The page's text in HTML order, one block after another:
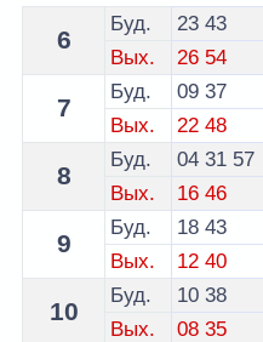
Расписание 163
6
Буд. 23 43
Вых.
26 54
7
Буд. 09 37
Вых.
22 48
8
Буд. 04 31 57
Вых.
16 46
9
Буд. 18 43
Вых.
12 40
10
Буд. 10 38
Вых.
08 35